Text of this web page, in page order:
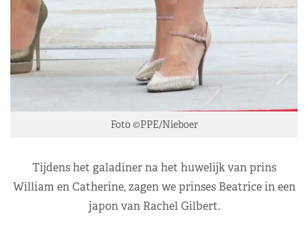
Foto ©PPE/Nieboer
Tijdens het galadiner na het huwelijk van prins
William en Catherine, zagen we prinses Beatrice in een
japon van Rachel Gilbert.